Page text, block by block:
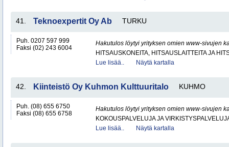
41. Teknoexpertit Oy Ab TURKU
Puh. 0207 597 999
Faksi (02) 243 6004
Hakutulos löytyi yrityksen omien www-sivujen
HITSAUSKONEITA, HITSAUSLAITTEITA JA
Lue lisää..
Näytä kartalla
42. Kiinteistö Oy Kuhmon Kulttuuritalo KUHMO
Puh. (08) 655 6750
Faksi (08) 655 6758
Hakutulos löytyi yrityksen omien www-sivujen
KOKOUSPALVELUJA JA
Lue lisää..
Näytä kartalla